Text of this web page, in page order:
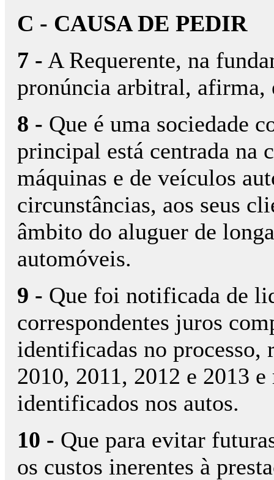
C - CAUSA DE PEDIR
7 - A Requerente, na
pronúncia arbitral, afirma,
8 - Que é uma sociedade
principal está centrada na
máquinas e de veículos
circunstâncias, aos seus
âmbito do aluguer de
automóveis.
9 - Que foi notificada de
correspondentes juros
identificadas no processo,
2010, 2011, 2012 e 2013
identificados nos autos.
10 - Que para evitar
os custos inerentes à